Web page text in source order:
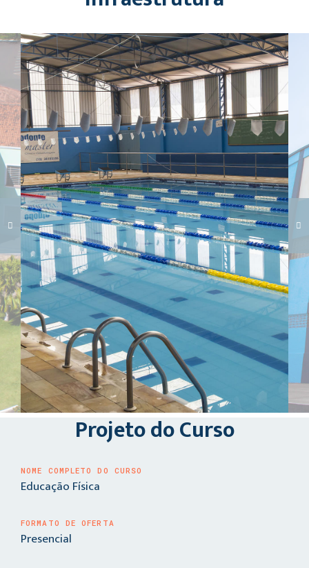
Carregando galeria...
Projeto do Curso
NOME COMPLETO DO CURSO
Educação Física
FORMATO DE OFERTA
Presencial